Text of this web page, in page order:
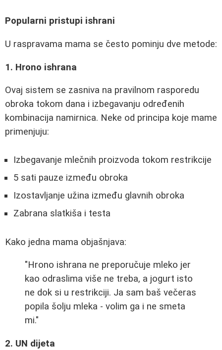
Popularni pristupi ishrani
U raspravama mama se često pominju dve metode:
1. Hrono ishrana
Ovaj sistem se zasniva na pravilnom rasporedu
obroka tokom dana i izbegavanju određenih
kombinacija namirnica. Neke od principa koje mame
primenjuju:
Izbegavanje mlečnih proizvoda tokom restrikcije
5 sati pauze između obroka
Izostavljanje užina između glavnih obroka
Zabrana slatkiša i testa
Kako jedna mama objašnjava:
"Hrono ishrana ne preporučuje mleko jer
kao odraslima više ne treba, a jogurt isto
ne dok si u restrikciji. Ja sam baš večeras
popila šolju mleka - volim ga i ne smeta
mi."
2. UN dijeta